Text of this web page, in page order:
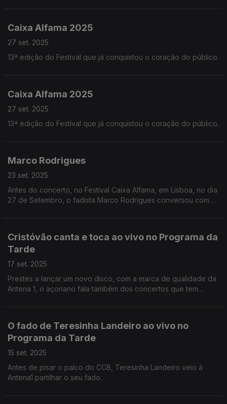
Caixa Alfama 2025
27 set. 2025
13ª edição do Festival que já conquistou o coração do público.
Caixa Alfama 2025
27 set. 2025
13ª edição do Festival que já conquistou o coração do público.
Marco Rodrigues
23 set. 2025
Antes do concerto, no Festival Caixa Alfama, em Lisboa, no dia
27 de Setembro, o fadista Marco Rodrigues conversou com o
Cristóvão canta e toca ao vivo no Programa da
Tarde
17 set. 2025
Prestes a lançar um novo disco, com a marca de qualidade da
Antena 1, o açoriano fala também dos concertos que tem
O fado de Teresinha Landeiro ao vivo no
Programa da Tarde
15 set. 2025
Antes de pisar o palco do CCB, Teresinha Landeiro veio à
Antena1 partilhar o seu fado.